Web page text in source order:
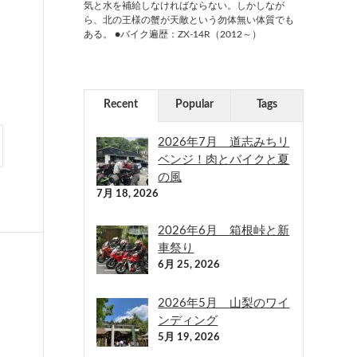
気と水を補給しなければならない。しかしなが
ら、北の王様の蟹が天敵という勿体無い体質でも
ある。 ●バイク遍歴：ZX-14R（2012～）
Recent Popular Tags
2026年7月 道志みちリ
ベンジ！肉とバイクと夏
の風
7月 18, 2026
2026年6月 箱根峠と新
車祭り
6月 25, 2026
2026年5月 山梨のワイ
ンディング
5月 19, 2026